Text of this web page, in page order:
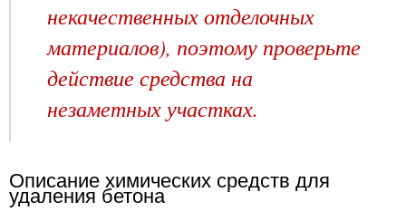
некачественных отделочных
материалов), поэтому проверьте
действие средства на
незаметных участках.
Описание химических средств для
удаления бетона